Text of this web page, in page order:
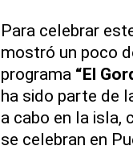
Para celebrar
mostró un poco
programa “El
ha sido parte de
a cabo en la isla,
se celebran en